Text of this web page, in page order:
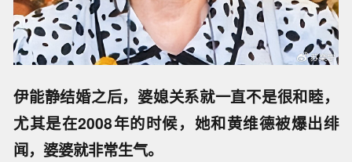
伊能静结婚之后，婆媳关系就一直不是很和睦，
尤其是在2008年的时候，她和黄维德被爆出绯
闻，婆婆就非常生气。